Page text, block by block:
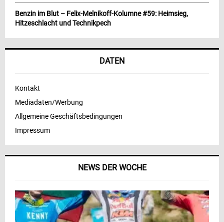
NEWS DER WOCHE
Benzin im Blut – Felix-Melnikoff-Kolumne #59: Heimsieg,
Hitzeschlacht und Technikpech
DATEN
Kontakt
Mediadaten/Werbung
Allgemeine Geschäftsbedingungen
Impressum